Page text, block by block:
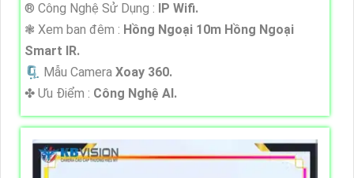
®️ Công Nghệ Sử Dụng :
IP Wifi.
❃ Xem ban đêm : Hồng Ngoại 10m Hồng Ngoại
Smart IR.
🗜️ Mẫu Camera Xoay 360.
️✤ Ưu Điểm : Công Nghệ AI.